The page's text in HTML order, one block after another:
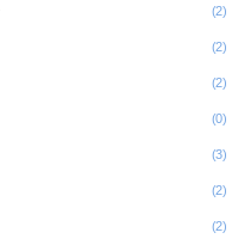
(2)
(2)
(2)
(0)
(3)
(2)
(2)